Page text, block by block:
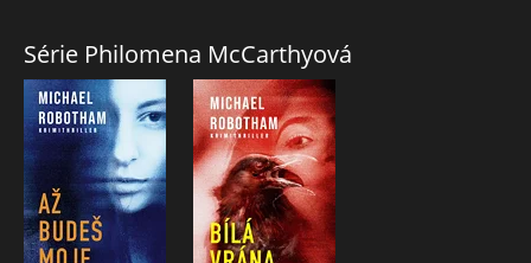
Série Philomena McCarthyová